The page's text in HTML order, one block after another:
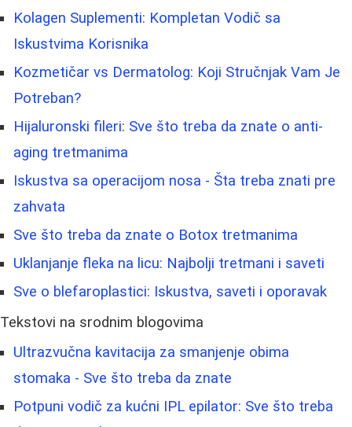
Kolagen Suplementi: Kompletan Vodič sa
Iskustvima Korisnika
Kozmetičar vs Dermatolog: Koji Stručnjak Vam Je
Potreban?
Hijaluronski fileri: Sve što treba da znate o anti-
aging tretmanima
Iskustva sa operacijom nosa - Šta treba znati pre
zahvata
Sve što treba da znate o Botox tretmanima
Uklanjanje fleka na licu: Najbolji tretmani i saveti
Sve o blefaroplastici: Iskustva, saveti i oporavak
Tekstovi na srodnim blogovima
Ultrazvučna kavitacija za smanjenje obima
stomaka - Sve što treba da znate
Potpuni vodič za kućni IPL epilator: Sve što treba